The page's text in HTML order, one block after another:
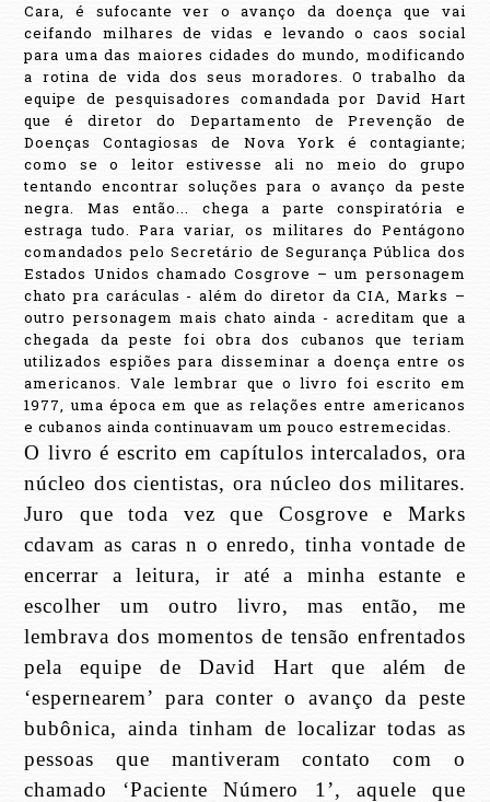
Cara, é sufocante ver o avanço da doença que vai
ceifando milhares de vidas e levando o caos social
para uma das maiores cidades do mundo, modificando
a rotina de vida dos seus moradores. O trabalho da
equipe de pesquisadores comandada por David Hart
que é diretor do Departamento de Prevenção de
Doenças Contagiosas de Nova York é contagiante;
como se o leitor estivesse ali no meio do grupo
tentando encontrar soluções para o avanço da peste
negra. Mas então... chega a parte conspiratória e
estraga tudo. Para variar, os militares do Pentágono
comandados pelo Secretário de Segurança Pública dos
Estados Unidos chamado Cosgrove – um personagem
chato pra caráculas - além do diretor da CIA, Marks –
outro personagem mais chato ainda - acreditam que a
chegada da peste foi obra dos cubanos que teriam
utilizados espiões para disseminar a doença entre os
americanos. Vale lembrar que o livro foi escrito em
1977, uma época em que as relações entre americanos
e cubanos ainda continuavam um pouco estremecidas.
O livro é escrito em capítulos intercalados, ora
núcleo dos cientistas, ora núcleo dos militares.
Juro que toda vez que Cosgrove e Marks
cdavam as caras n o enredo, tinha vontade de
encerrar a leitura, ir até a minha estante e
escolher um outro livro, mas então, me
lembrava dos momentos de tensão enfrentados
pela equipe de David Hart que além de
‘espernearem’ para conter o avanço da peste
bubônica, ainda tinham de localizar todas as
pessoas que mantiveram contato com o
chamado ‘Paciente Número 1’, aquele que